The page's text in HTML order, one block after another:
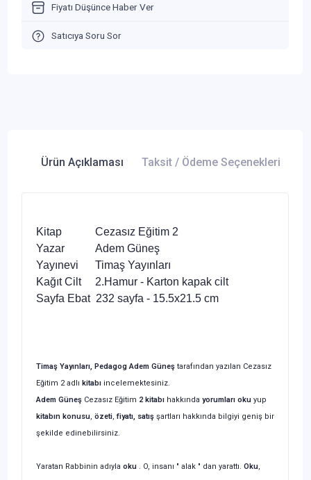
Fiyatı Düşünce Haber Ver
Satıcıya Soru Sor
Ürün Açıklaması Taksit / Ödeme Seçenekleri
Kitap Cezasız Eğitim 2
Yazar Adem Güneş
Yayınevi Timaş Yayınları
Kağıt Cilt 2.Hamur - Karton kapak cilt
Sayfa Ebat 232 sayfa - 15.5x21.5 cm
Timaş Yayınları, Pedagog Adem Güneş tarafından yazılan Cezasız
Eğitim 2 adlı kitabı incelemektesiniz.
Adem Güneş Cezasız Eğitim 2 kitabı hakkında yorumları oku yup
kitabın konusu, özeti,fiyatı, satış şartları hakkında bilgiyi geniş bir
şekilde edinebilirsiniz.
Yaratan Rabbinin adıyla oku . O, insanı " alak " dan yarattı. Oku,